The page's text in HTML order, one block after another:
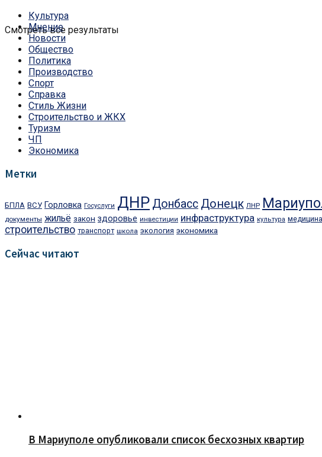
Смотреть все результаты
Культура
Мнение
Новости
Общество
Политика
Производство
Спорт
Справка
Стиль Жизни
Строительство и ЖКХ
Туризм
ЧП
Экономика
Метки
БПЛА ВСУ Горловка Госуслуги ДНР Донбасс Донецк ЛНР
документы жильё закон здоровье инвестиции инфраструктура культура медицина
строительство транспорт школа экология экономика
Сейчас читают
В Мариуполе опубликовали список бесхозных квартир